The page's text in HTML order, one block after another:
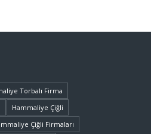
Torbalı Firma
Hammaliye Çiğli
Çiğli Firmaları